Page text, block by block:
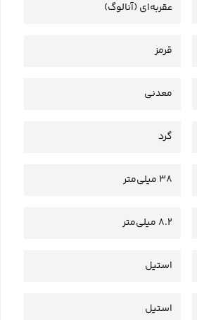
عقربه‌ای (آنالوگ)
قرمز
معدنی
گرد
38 میلی‌متر
8.2 میلی‌متر
استیل
استیل